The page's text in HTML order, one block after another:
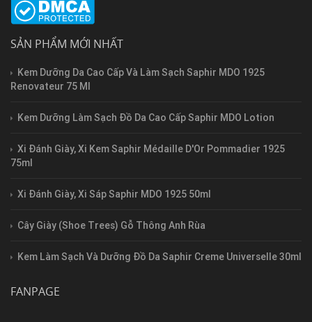
SẢN PHẨM MỚI NHẤT
Kem Dưỡng Da Cao Cấp Và Làm Sạch Saphir MDO 1925
Renovateur 75 Ml
Kem Dưỡng Làm Sạch Đồ Da Cao Cấp Saphir MDO Lotion
Xi Đánh Giày, Xi Kem Saphir Médaille D'Or Pommadier 1925
75ml
Xi Đánh Giày, Xi Sáp Saphir MDO 1925 50ml
Cây Giày (Shoe Trees) Gỗ Thông Anh Rùa
Kem Làm Sạch Và Dưỡng Đồ Da Saphir Creme Universelle 30ml
FANPAGE